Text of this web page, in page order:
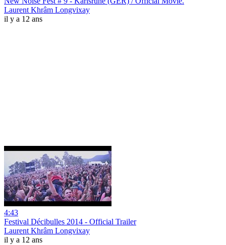
Laurent Khrâm Longvixay
il y a 12 ans
4:43
Festival Décibulles 2014 - Official Trailer
Laurent Khrâm Longvixay
il y a 12 ans